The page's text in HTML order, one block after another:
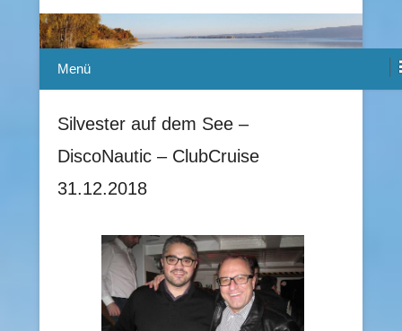
Menü
Silvester auf dem See –
DiscoNautic – ClubCruise
31.12.2018